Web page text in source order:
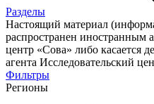
Разделы
Настоящий материал
распространен иностранным
центр «Сова» либо касается
агента Исследовательский
Фильтры
Регионы